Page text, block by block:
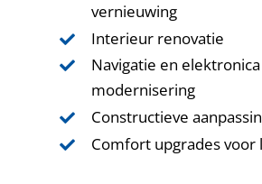
vernieuwing
Interieur renovatie
Navigatie en elektronica
modernisering
Constructieve
Comfort upgrades voor